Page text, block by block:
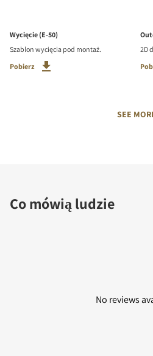
Wycięcie (E-50)
Szablon wycięcia pod montaż.
Pobierz
2D
SEE
Co mówią ludzie
No reviews